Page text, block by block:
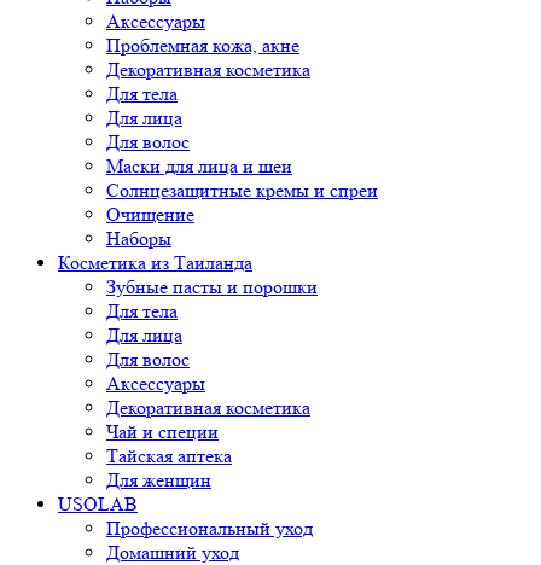
Аксессуары
Проблемная кожа, акне
Декоративная косметика
Для тела
Для лица
Для волос
Маски для лица и шеи
Солнцезащитные кремы и спреи
Очищение
Наборы
Косметика из Таиланда
Зубные пасты и порошки
Для тела
Для лица
Для волос
Аксессуары
Декоративная косметика
Чай и специи
Тайская аптека
Для женщин
USOLAB
Профессиональный уход
Домашний уход